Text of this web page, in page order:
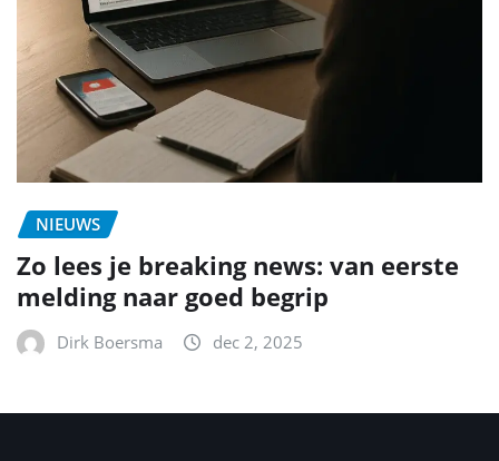
NIEUWS
Zo lees je breaking news: van eerste
melding naar goed begrip
Dirk Boersma dec 2, 2025